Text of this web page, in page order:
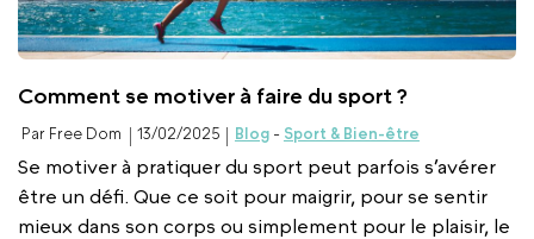
Comment se motiver à faire du sport ?
Par Free Dom 13/02/2025 Blog- Sport & Bien-être
Se motiver à pratiquer du sport peut parfois s’avérer
être un défi. Que ce soit pour maigrir, pour se sentir
mieux dans son corps ou simplement pour le plaisir, le